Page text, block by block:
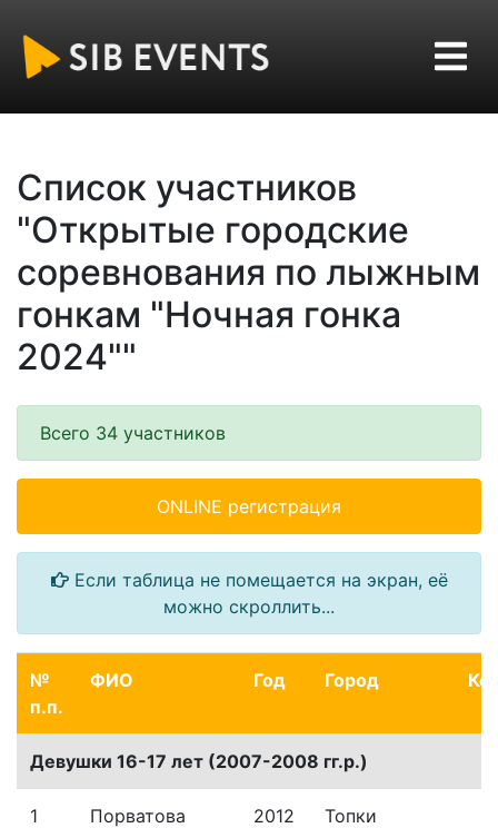
Список участников
"Открытые городские
соревнования по лыжным
гонкам "Ночная гонка
2024""
Всего 34 участников
ONLINE регистрация
Если таблица не помещается на экран, её
можно скроллить...
№
п.п.
ФИО Год Город
Девушки 16-17 лет (2007-2008 гг.р.)
1
Порватова
2012 Топки